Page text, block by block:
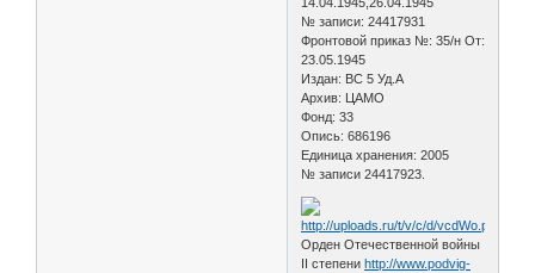
№ записи: 24417931
Фронтовой приказ №: 35/н От:
23.05.1945
Издан: ВС 5 Уд.А
Архив: ЦАМО
Фонд: 33
Опись: 686196
Единица хранения: 2005
№ записи 24417923.
Орден Отечественной войны
II степениhttp://www.podvig-